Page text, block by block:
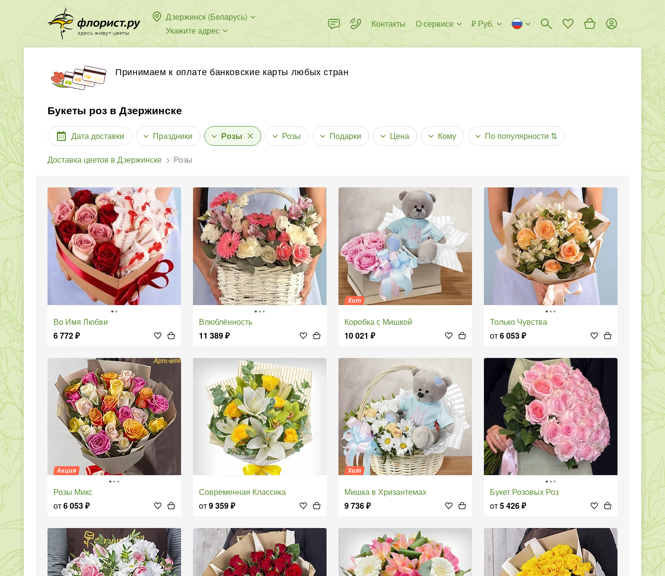
Дзержинск (Беларусь)
Укажите адрес
Контакты О сервисе ₽ Руб.
Принимаем к оплате банковские карты любых стран
Букеты роз в Дзержинске
Дата доставки Праздники Розы Розы Подарки Цена Кому По популярности ⇅
Доставка цветов в Дзержинске Розы
Во Имя Любви
6 772₽
Влюблённость
11 389₽
Хит
Коробка с Мишкой
10 021 ₽
Только Чувства
от6 053₽
Акция
Розы Микс
от6 053₽
Современная Классика
от9 359₽
Хит
Мишка в Хризантемах
9 736₽
Букет Розовых Роз
от5 426₽